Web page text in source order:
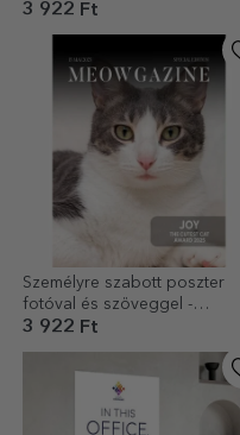
3 922 Ft
Személyre szabott poszter
fotóval és szöveggel -
Meowgazine
3 922 Ft